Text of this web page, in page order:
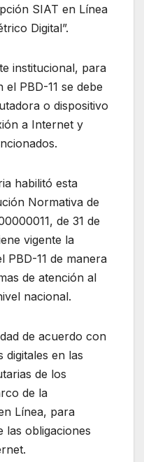
SIAT en Línea
Digital”.
institucional, para
PBD-11 se debe
o dispositivo
a Internet y
habilitó esta
Normativa de
de 31 de
vigente la
PBD-11 de manera
de atención al
nacional.
de acuerdo con
digitales en las
de los
de la
Línea, para
las obligaciones